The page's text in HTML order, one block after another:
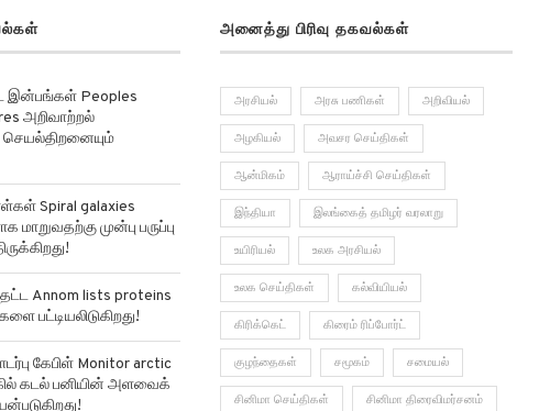
Peoples
அறிவாற்றல்
செயல்திறனையும்
Spiral galaxies
முன்பு பருப்பு
Annom lists proteins
பட்டியலிடுகிறது!
கேபிள் Monitor arctic
கடல் பனியின் அளவைக்
அனைத்து பிரிவு தகவல்கள்
அரசியல் அரசு பணிகள் அறிவியல்
அழகியல் அவசர செய்திகள்
ஆன்மிகம் ஆராய்ச்சி செய்திகள்
இந்தியா இலங்கைத் தமிழர் வரலாறு
உயிரியல் உலக அரசியல்
உலக செய்திகள் கல்வியியல்
கிரிக்கெட் கிரைம் ரிப்போர்ட்
குழந்தைகள் சமூகம் சமையல்